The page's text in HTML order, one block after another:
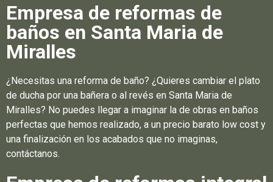
Empresa de reformas de
baños en Santa Maria de
Miralles
¿Necesitas una reforma de baño? ¿Quieres cambiar el plato
de ducha por una bañera o al revés en Santa Maria de
Miralles? No puedes llegar a imaginar la de obras en baños
perfectas que hemos realizado, a un precio barato low cost y
una finalización en los acabados que no imaginas,
contáctanos.